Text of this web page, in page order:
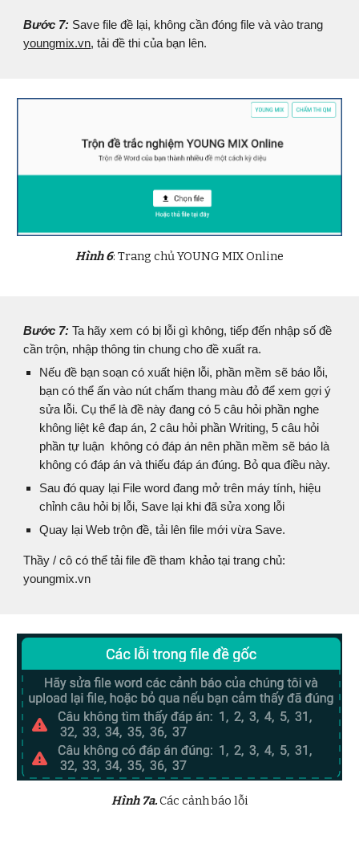
Bước 7: Save file đề lại, không cần đóng file và vào trang
youngmix.vn, tải đề thi của bạn lên.
Hình 6: Trang chủ YOUNG MIX Online
Bước 7: Ta hãy xem có bị lỗi gì không, tiếp đến nhập số đề
cần trộn, nhập thông tin chung cho đề xuất ra.
Nếu đề bạn soạn có xuất hiện lỗi, phần mềm sẽ báo lỗi,
bạn có thể ấn vào nút chấm thang màu đỏ để xem gợi ý
sửa lỗi. Cụ thể là đề này đang có 5 câu hỏi phần nghe
không liệt kê đap án, 2 câu hỏi phần Writing, 5 câu hỏi
phần tự luận không có đáp án nên phần mềm sẽ báo là
không có đáp án và thiếu đáp án đúng. Bỏ qua điều này.
Sau đó quay lại File word đang mở trên máy tính, hiệu
chỉnh câu hỏi bị lỗi, Save lại khi đã sửa xong lỗi
Quay lại Web trộn đề, tải lên file mới vừa Save.
Thầy / cô có thể tải file đề tham khảo tại trang chủ:
youngmix.vn
Hình 7a.Các cảnh báo lỗi